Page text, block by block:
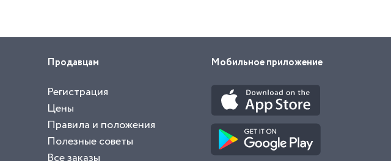
Продавцам
Регистрация
Цены
Правила и положения
Полезные советы
Мобильное приложение